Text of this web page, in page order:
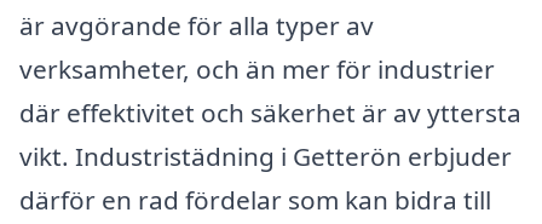
är avgörande för alla typer av
verksamheter, och än mer för industrier
där effektivitet och säkerhet är av yttersta
vikt. Industristädning i Getterön erbjuder
därför en rad fördelar som kan bidra till